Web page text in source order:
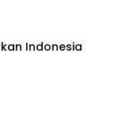
Indonesia